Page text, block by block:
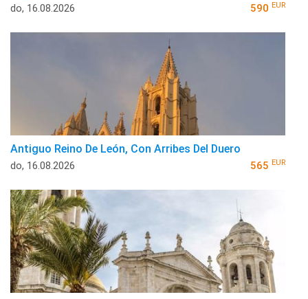
do, 16.08.2026 590 EUR
Antiguo Reino De León, Con Arribes Del Duero
do, 16.08.2026 565 EUR